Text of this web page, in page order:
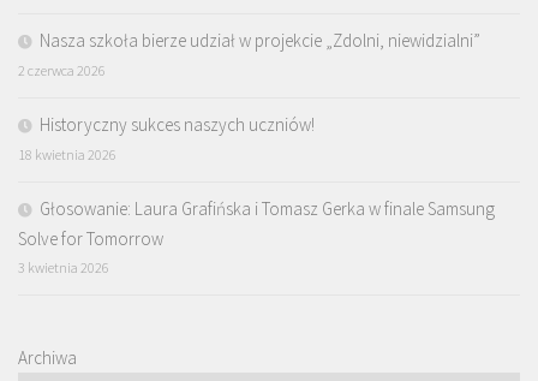
Nasza szkoła bierze udział w projekcie „Zdolni, niewidzialni”
2 czerwca 2026
Historyczny sukces naszych uczniów!
18 kwietnia 2026
Głosowanie: Laura Grafińska i Tomasz Gerka w finale Samsung
Solve for Tomorrow
3 kwietnia 2026
Archiwa